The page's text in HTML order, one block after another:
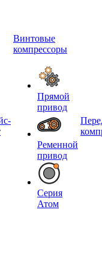
Винтовые
компрессоры
Прямой
привод
Ременной
привод
Серия
Атом